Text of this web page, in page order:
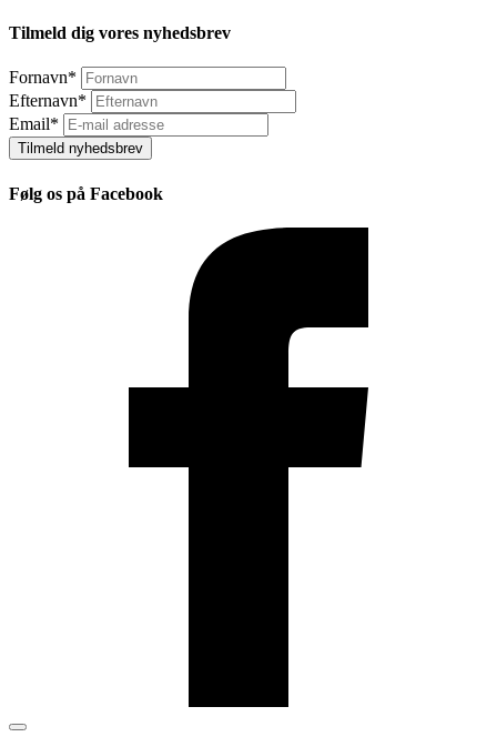
Tilmeld dig vores nyhedsbrev
Fornavn*
Efternavn*
Email*
Tilmeld nyhedsbrev
Følg os på Facebook